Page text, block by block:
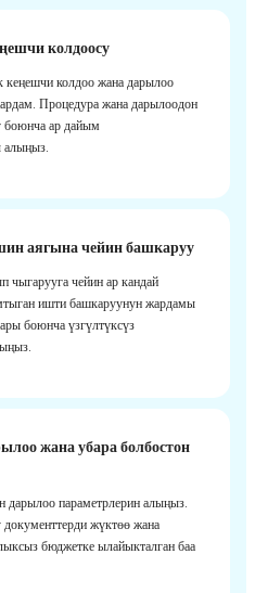
колдоосу
колдоо жана дарылоо
Процедура жана дарылоодон
боюнча ар дайым
алыңыз.
аягына чейин башкаруу
чыгарууга чейин ар кандай
ишти башкаруунун жардамы
боюнча үзгүлтүксүз
жана убара болбостон
параметрлерин алыңыз.
жүктөө жана
бюджетке ылайыкталган баа